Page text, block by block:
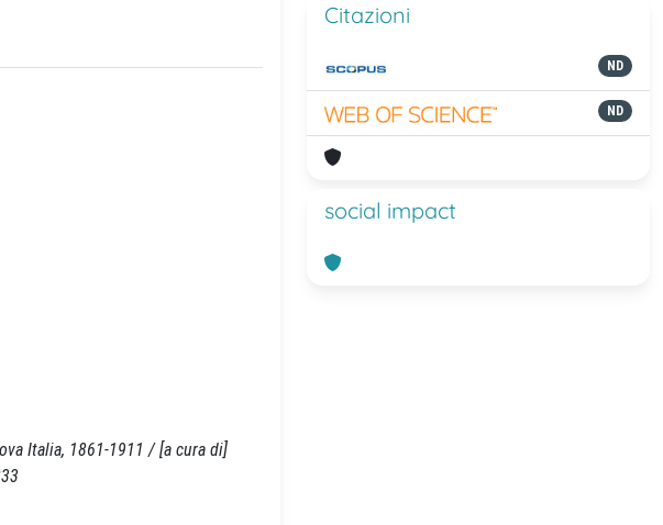
Italia, 1861-1911 / [a cura di]
Citazioni
ND
ND
social impact